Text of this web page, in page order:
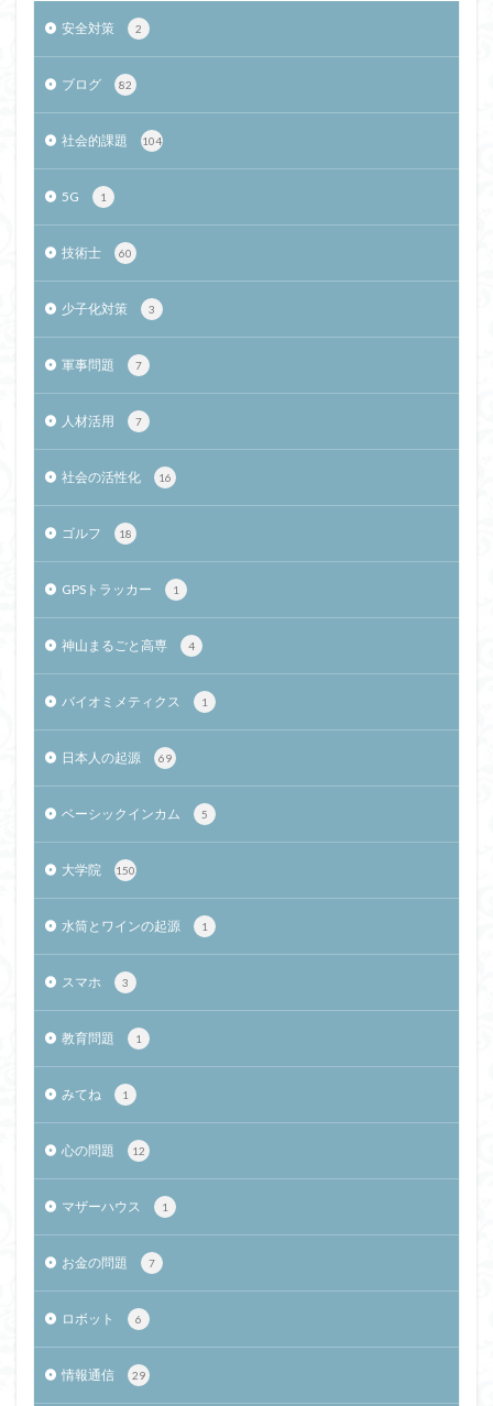
安全対策 2
ブログ 82
社会的課題 104
5G 1
技術士 60
少子化対策 3
軍事問題 7
人材活用 7
社会の活性化 16
ゴルフ 18
GPSトラッカー 1
神山まるごと高専 4
バイオミメティクス 1
日本人の起源 69
ベーシックインカム 5
大学院 150
水筒とワインの起源 1
スマホ 3
教育問題 1
みてね 1
心の問題 12
マザーハウス 1
お金の問題 7
ロボット 6
情報通信 29